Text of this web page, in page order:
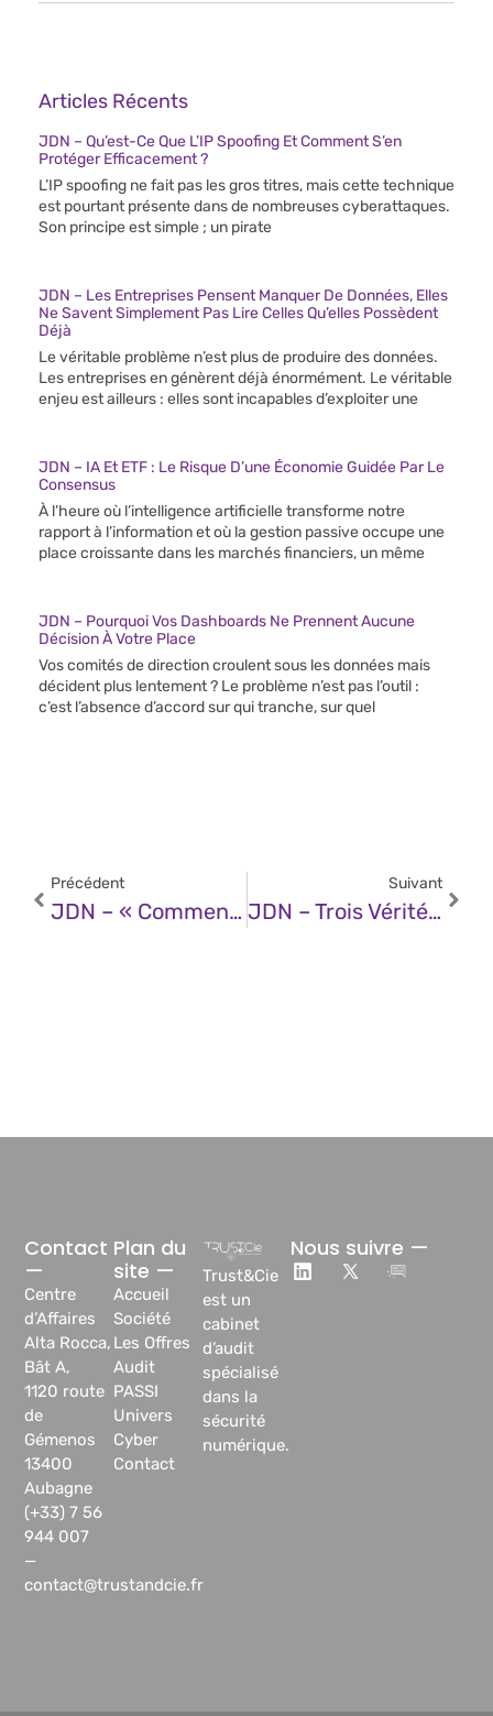
Articles Récents
JDN – Qu’est-Ce Que L’IP Spoofing Et Comment S’en
Protéger Efficacement ?
L’IP spoofing ne fait pas les gros titres, mais cette technique
est pourtant présente dans de nombreuses cyberattaques.
Son principe est simple ; un pirate
JDN – Les Entreprises Pensent Manquer De Données, Elles
Ne Savent Simplement Pas Lire Celles Qu’elles Possèdent
Déjà
Le véritable problème n’est plus de produire des données.
Les entreprises en génèrent déjà énormément. Le véritable
enjeu est ailleurs : elles sont incapables d’exploiter une
JDN – IA Et ETF : Le Risque D’une Économie Guidée Par Le
Consensus
À l’heure où l’intelligence artificielle transforme notre
rapport à l’information et où la gestion passive occupe une
place croissante dans les marchés financiers, un même
JDN – Pourquoi Vos Dashboards Ne Prennent Aucune
Décision À Votre Place
Vos comités de direction croulent sous les données mais
décident plus lentement ? Le problème n’est pas l’outil :
c’est l’absence d’accord sur qui tranche, sur quel
Précédent
JDN – « Comment J’ai Vibe-Codé Une Application De Transport En Deux Heures »
Suivant
JDN – Trois Vérités Sur L’IA En Entreprise
Trust&Cie
est un
cabinet
d’audit
spécialisé
dans la
sécurité
numérique.
Plan du
site —
Accueil
Société
Les Offres
Audit
PASSI
Univers
Cyber
Contact
Contact
—
Centre
d’Affaires
Alta Rocca,
Bât A,
1120 route
de
Gémenos
13400
Aubagne
(+33) 7 56
944 007
—
contact@trustandcie.fr
Nous suivre —